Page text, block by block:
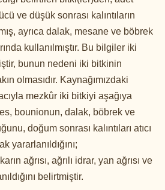
ve düşük sonrası kalıntıların
ayrıca dalak, mesane ve böbrek
kullanılmıştır. Bu bilgiler iki
bunun nedeni iki bitkinin
olmasıdır. Kaynağımızdaki
mezkûr iki bitkiyi aşağıya
bounionun, dalak, böbrek ve
doğum sonrası kalıntıları atıcı
yararlanıldığını;
ağrısı, ağrılı idrar, yan ağrısı ve
belirtmiştir.